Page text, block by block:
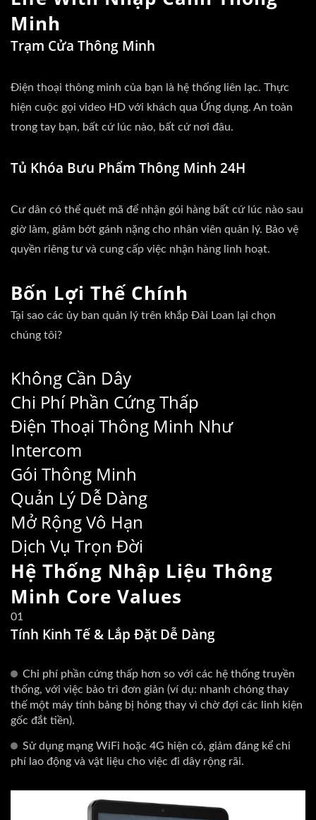
Minh
Trạm Cửa Thông Minh
Điện thoại thông minh của bạn là hệ thống liên lạc. Thực
hiện cuộc gọi video HD với khách qua Ứng dụng. An toàn
trong tay bạn, bất cứ lúc nào, bất cứ nơi đâu.
Tủ Khóa Bưu Phẩm Thông Minh 24H
Cư dân có thể quét mã để nhận gói hàng bất cứ lúc nào sau
giờ làm, giảm bớt gánh nặng cho nhân viên quản lý. Bảo vệ
quyền riêng tư và cung cấp việc nhận hàng linh hoạt.
Bốn Lợi Thế Chính
Tại sao các ủy ban quản lý trên khắp Đài Loan lại chọn
chúng tôi?
Không Cần Dây
Chi Phí Phần Cứng Thấp
Điện Thoại Thông Minh Như
Intercom
Gói Thông Minh
Quản Lý Dễ Dàng
Mở Rộng Vô Hạn
Dịch Vụ Trọn Đời
Hệ Thống Nhập Liệu Thông
Minh Core Values
01
Tính Kinh Tế & Lắp Đặt Dễ Dàng
Chi phí phần cứng thấp hơn so với các hệ thống truyền
thống, với việc bảo trì đơn giản (ví dụ: nhanh chóng thay
thế một máy tính bảng bị hỏng thay vì chờ đợi các linh kiện
gốc đắt tiền).
Sử dụng mạng WiFi hoặc 4G hiện có, giảm đáng kể chi
phí lao động và vật liệu cho việc đi dây rộng rãi.